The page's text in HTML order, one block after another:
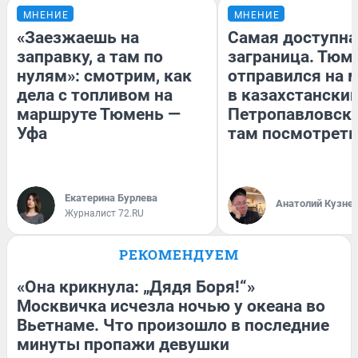
МНЕНИЕ
«Заезжаешь на
заправку, а там по
нулям»: смотрим, как
дела с топливом на
маршруте Тюмень —
Уфа
Екатерина Бурлева
Журналист 72.RU
МНЕНИЕ
Самая
заграница.
отправился на
в
там посмотреть
Анатолий
РЕКОМЕНДУЕМ
«Она крикнула: „Дядя Боря!“»
Москвичка исчезла ночью у океана во
Вьетнаме. Что произошло в последние
минуты пропажи девушки